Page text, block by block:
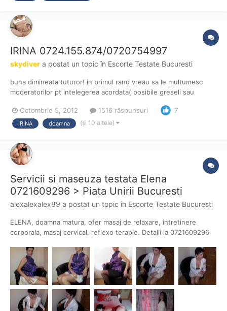
IRINA 0724.155.874/0720754997
skydiver a postat un topic în Escorte Testate Bucuresti
buna dimineata tuturor! in primul rand vreau sa le multumesc
moderatorilor pt intelegerea acordata( posibile greseli sau
toate k am citit de cateva ori regulile ) si multumesc de
asemenea pentru promovare. sper sa nu dezamagesc pe vii...
Octombrie 5, 2012 1516 răspunsuri 7
IRINA doamna (și 10 altele)
Servicii si maseuza testata Elena
0721609296 > Piata Unirii Bucuresti
alexalexalex89 a postat un topic în Escorte Testate Bucuresti
ELENA, doamna matura, ofer masaj de relaxare, intretinere
corporala, masaj cervical, reflexo terapie. Detalii la 0721609296
a spus ca la 100 de ron ofera o ora de masaj cu finalizare prin
tehnica masajului iar pentru 150 de ron ofera se...